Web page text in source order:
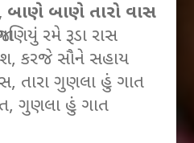
બાણે તારો વાસ
રમે રૂડા રાસ
કરજે સૌને સહાય
તારા ગુણલા હું ગાત
ગુણલા હું ગાત